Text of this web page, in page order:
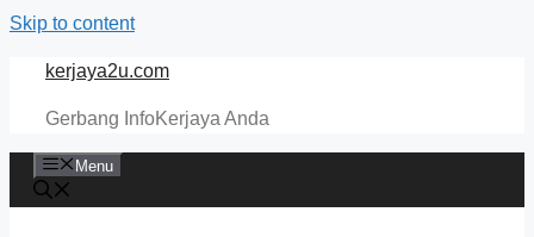
Skip to content
kerjaya2u.com
Gerbang InfoKerjaya Anda
Menu